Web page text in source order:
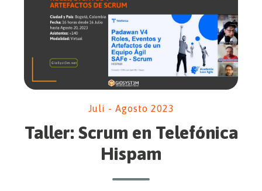
Juli - Agosto 2023
Taller: Scrum en Telefónica
Hispam